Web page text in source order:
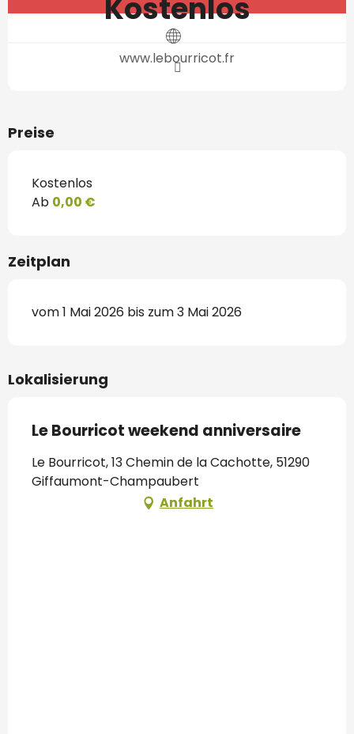
Kostenlos
www.lebourricot.fr
Preise
Kostenlos
Ab 0,00 €
Zeitplan
vom 1 Mai 2026 bis zum 3 Mai 2026
Lokalisierung
Le Bourricot weekend anniversaire
Le Bourricot, 13 Chemin de la Cachotte, 51290
Giffaumont-Champaubert
Anfahrt